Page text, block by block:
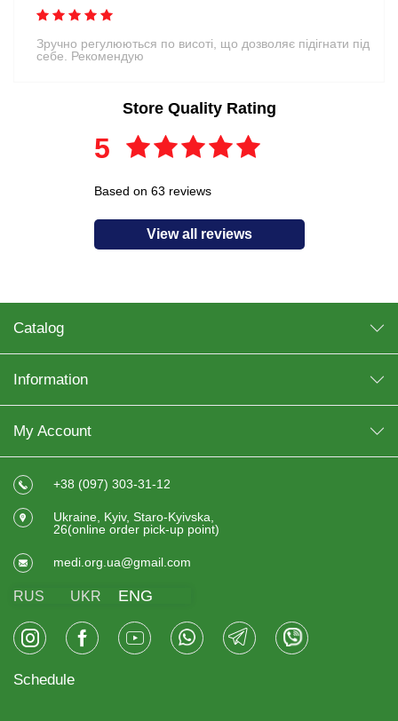
Зручно регулюються по висоті, що дозволяє підігнати під
себе. Рекомендую
Store Quality Rating
5
Based on 63 reviews
View all reviews
Catalog
Information
My Account
+38 (097) 303-31-12
Ukraine, Kyiv, Staro-Kyivska,
26(online order pick-up point)
medi.org.ua@gmail.com
RUS UKR ENG
Schedule